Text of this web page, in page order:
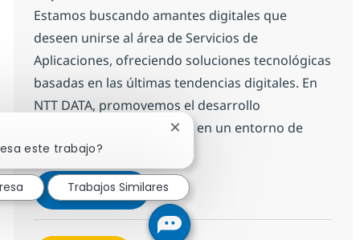
Estamos buscando amantes digitales que
deseen unirse al área de Servicios de
Aplicaciones, ofreciendo soluciones tecnológicas
basadas en las últimas tendencias digitales. En
NTT DATA, promovemos el desarrollo
profesional y la diversidad en un entorno de
trabajo flexible.
Aplicar ahoraApplication Services
Salvar Application Services
este trabajo?
Cerrar notificación de chatbot
Trabajos Similares